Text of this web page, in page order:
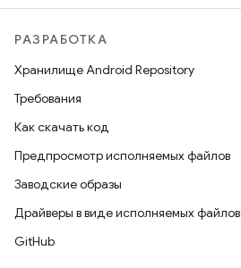
РАЗРАБОТКА
Хранилище Android Repository
Требования
Как скачать код
Предпросмотр исполняемых файлов
Заводские образы
Драйверы в виде исполняемых файлов
GitHub